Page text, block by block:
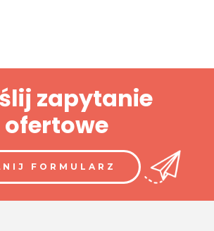
zapytanie
ofertowe
FORMULARZ